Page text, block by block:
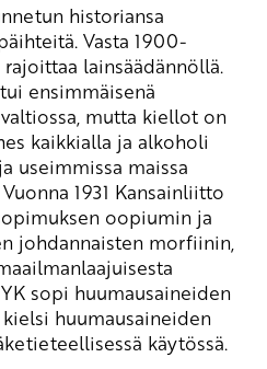
historiansa
Vasta 1900-
lainsäädännöllä.
ensimmäisenä
mutta kiellot on
kaikkialla ja alkoholi
useimmissa maissa
1931 Kansainliitto
oopiumin ja
johdannaisten morfiinin,
sopi huumausaineiden
huumausaineiden
käytössä.